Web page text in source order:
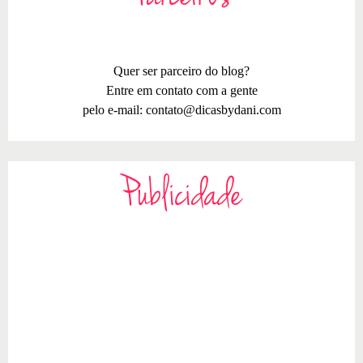
Quer ser parceiro do blog?
Entre em contato com a gente
pelo e-mail: contato@dicasbydani.com
Publicidade